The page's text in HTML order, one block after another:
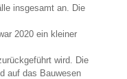
insgesamt an. Die
2020 ein kleiner
wird. Die
auf das Bauwesen